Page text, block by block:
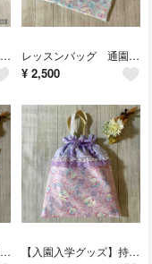
【冬物最終値下げ！】 エニィスィス 2WAYエコファーカフス ロングカーディガン レッスンバッグ 通園通学 うさぎ柄 水色 ハンドメイド キルティング
¥ 2,500
レッスンバッグ 通園通学 うさぎ柄 ピンク ハンドメイド キルティング 【入園入学グッズ】持ち手付き巾着 体操着袋 ハンドメイド うさぎ ラベンダー